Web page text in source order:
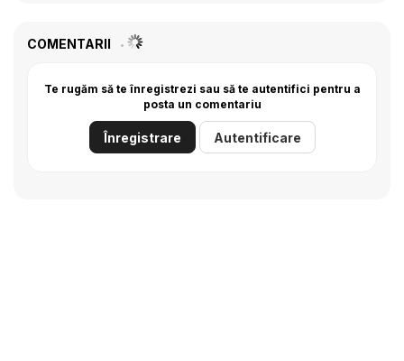
COMENTARII
Te rugăm să te înregistrezi sau să te autentifici pentru a
posta un comentariu
Înregistrare Autentificare